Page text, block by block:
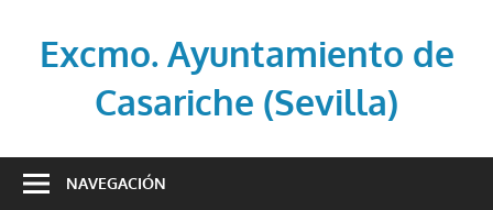
contenidoExcmo. Ayuntamiento de
Casariche (Sevilla)
oficialNAVEGACIÓN